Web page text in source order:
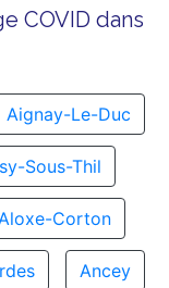
COVID dans
Aignay-Le-Duc
Sous-Thil
Corton
Ancey